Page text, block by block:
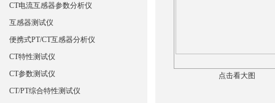
点击看大图
CT电流互感器参数分析仪
互感器测试仪
便携式PT/CT互感器分析仪
CT特性测试仪
CT参数测试仪
CT/PT综合特性测试仪